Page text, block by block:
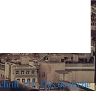
151: Das deutsche